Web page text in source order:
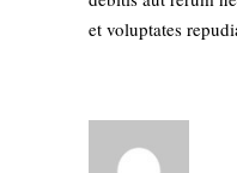
et voluptates